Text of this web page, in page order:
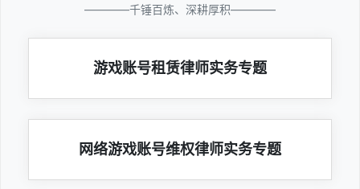
————千锤百炼、深耕厚积————
游戏账号租赁律师实务专题
网络游戏账号维权律师实务专题